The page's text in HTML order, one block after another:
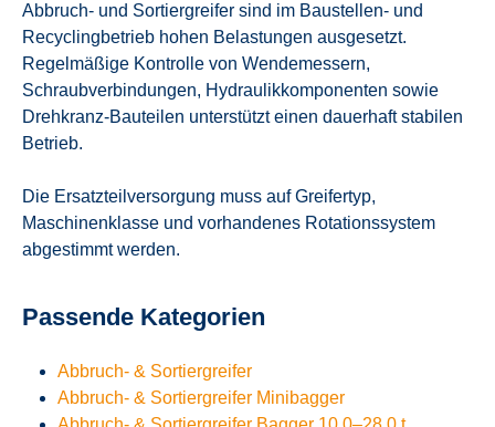
Abbruch- und Sortiergreifer sind im Baustellen- und
Recyclingbetrieb hohen Belastungen ausgesetzt.
Regelmäßige Kontrolle von Wendemessern,
Schraubverbindungen, Hydraulikkomponenten sowie
Drehkranz-Bauteilen unterstützt einen dauerhaft stabilen
Betrieb.
Die Ersatzteilversorgung muss auf Greifertyp,
Maschinenklasse und vorhandenes Rotationssystem
abgestimmt werden.
Passende Kategorien
Abbruch- & Sortiergreifer
Abbruch- & Sortiergreifer Minibagger